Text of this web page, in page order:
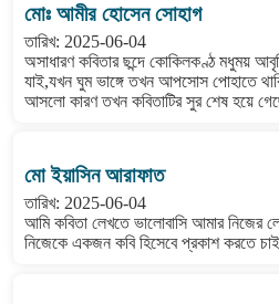
মোঃ আমীর হোসেন সোহাগ
তারিখ: 2025-06-04
অসাধারণ কবিতার ছন্দে কোকিলকণ্ঠ মধুময়
যাই,যখন ঘুম ভাঙ্গে তখন আপসোস পোহাতে
আসলো কারণ তখন কবিতাটির সুর শেষ হয়ে
মো ইয়াসিন আরাফাত
তারিখ: 2025-06-04
আমি কবিতা লেখতে ভালোবাসি আমার
নিজেকে একজন কবি হিসেবে প্রকাশ করতে চাই